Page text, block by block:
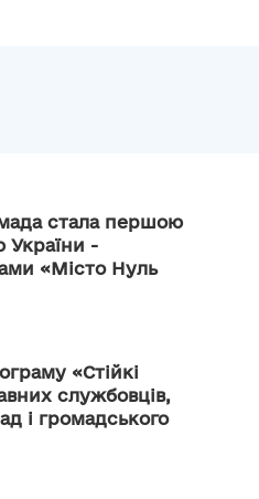
стала першою
України -
«Місто Нуль
«Стійкі
службовців,
і громадського